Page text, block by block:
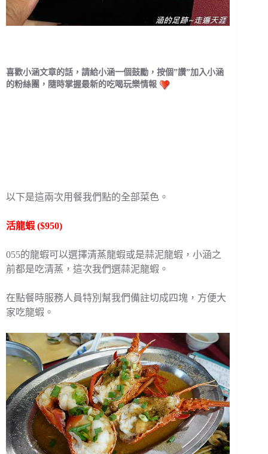
喜歡小涵文章的話，請給小涵一個鼓勵，按個”讚”加入小涵
的粉絲團，隨時掌握最新的吃喝玩樂情報
以下是這兩次用餐我們點的全部菜色。
活龍蝦 ($950)
055的龍蝦可以選擇清蒸龍蝦或是蒜泥龍蝦，小涵之
前都是吃清蒸，這次我們選蒜泥龍蝦。
在點餐時服務人員特別幫我們備註切成四塊，方便大
家吃龍蝦。